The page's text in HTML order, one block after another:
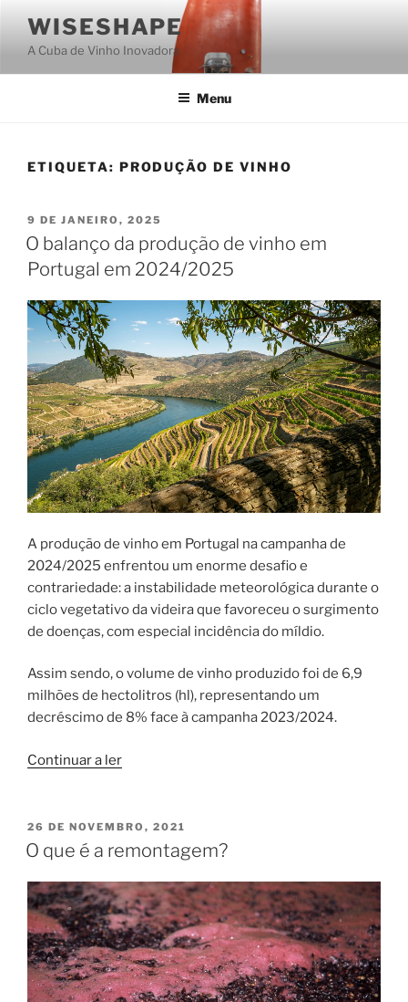
conteúdo
WISESHAPE
A Cuba de Vinho Inovadora
Menu
ETIQUETA: PRODUÇÃO DE VINHO
PUBLICADO
EM
9 DE JANEIRO, 2025
O balanço da produção de vinho em
Portugal em 2024/2025
A produção de vinho em Portugal na campanha de
2024/2025 enfrentou um enorme desafio e
contrariedade: a instabilidade meteorológica durante o
ciclo vegetativo da videira que favoreceu o surgimento
de doenças, com especial incidência do míldio.
Assim sendo, o volume de vinho produzido foi de 6,9
milhões de hectolitros (hl), representando um
decréscimo de 8% face à campanha 2023/2024.
Continuar a ler“O
produção
de
em
Portugal
em
2024/2025”
PUBLICADO
EM
26 DE NOVEMBRO, 2021
O que é a remontagem?